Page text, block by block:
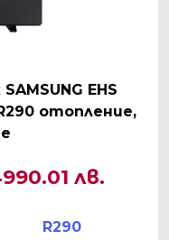
EHS
R290 отопление,
лв.
R290